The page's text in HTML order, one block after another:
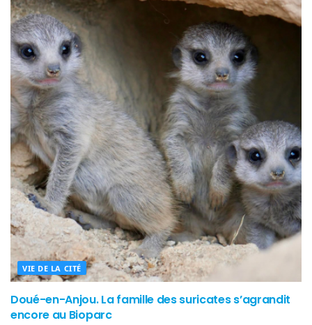
VIE DE LA CITÉ
Doué-en-Anjou. La famille des suricates s’agrandit
encore au Bioparc